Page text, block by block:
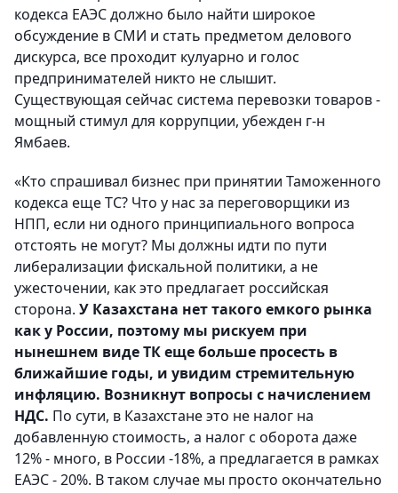
кодекса ЕАЭС должно было найти широкое
обсуждение в СМИ и стать предметом делового
дискурса, все проходит кулуарно и голос
предпринимателей никто не слышит.
Существующая сейчас система перевозки товаров -
мощный стимул для коррупции, убежден г-н
Ямбаев.
«Кто спрашивал бизнес при принятии Таможенного
кодекса еще ТС? Что у нас за переговорщики из
НПП, если ни одного принципиального вопроса
отстоять не могут? Мы должны идти по пути
либерализации фискальной политики, а не
ужесточении, как это предлагает российская
сторона. У Казахстана нет такого емкого рынка
как у России, поэтому мы рискуем при
нынешнем виде ТК еще больше просесть в
ближайшие годы, и увидим стремительную
инфляцию. Возникнут вопросы с начислением
НДС. По сути, в Казахстане это не налог на
добавленную стоимость, а налог с оборота даже
12% - много, в России -18%, а предлагается в рамках
ЕАЭС - 20%. В таком случае мы просто окончательно